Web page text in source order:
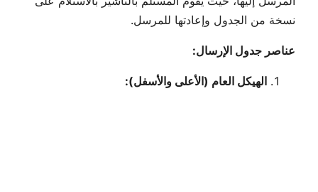
نسخة من الجدول وإعادتها للمرسل.
عناصر جدول الإرسال:
الهيكل العام (الأعلى والأسفل):